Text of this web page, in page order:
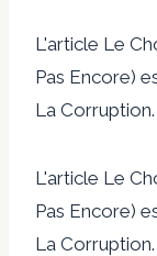
L'article Le
Pas Encore)
La Corruption.
L'article Le
Pas Encore)
La Corruption.